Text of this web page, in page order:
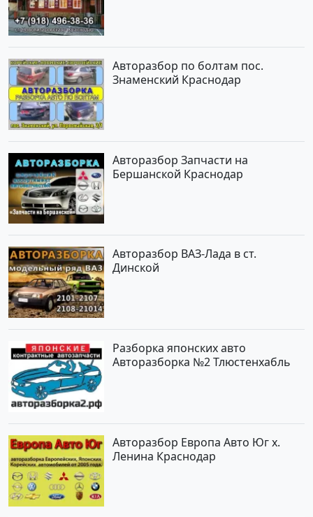
Авторазбор по болтам пос.
Знаменский Краснодар
Авторазбор Запчасти на
Бершанской Краснодар
Авторазбор ВАЗ-Лада в ст.
Динской
Разборка японских авто
Авторазборка №2 Тлюстенхабль
Авторазбор Европа Авто Юг х.
Ленина Краснодар